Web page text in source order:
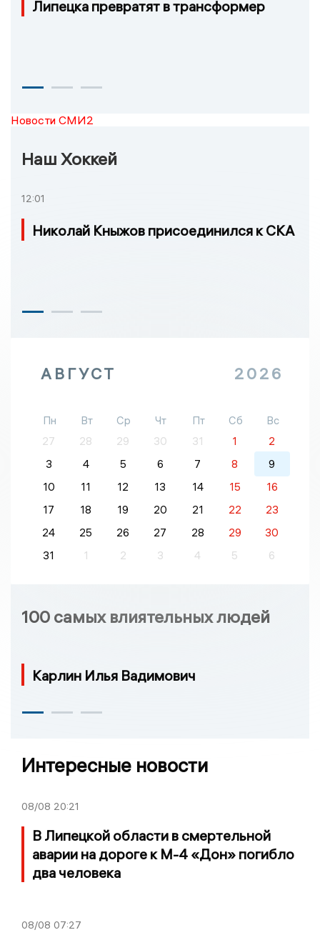
Липецка превратят в трансформер
Новости СМИ2
Наш Хоккей
12:01
Николай Кныжов присоединился к СКА
АВГУСТ 2026
Пн Вт Ср Чт Пт Сб
Вс
27
28 29 30 31 1
2
3
4 5 6 7 8
9
10
11 12 13 14 15
16
17
18 19 20 21 22
23
24
25 26 27 28 29
30
31
1 2 3 4 5 6
100 самых влиятельных людей
Карлин Илья Вадимович
Интересные новости
08/08 20:21
В Липецкой области в смертельной
аварии на дороге к М-4 «Дон» погибло
два человека
08/08 07:27